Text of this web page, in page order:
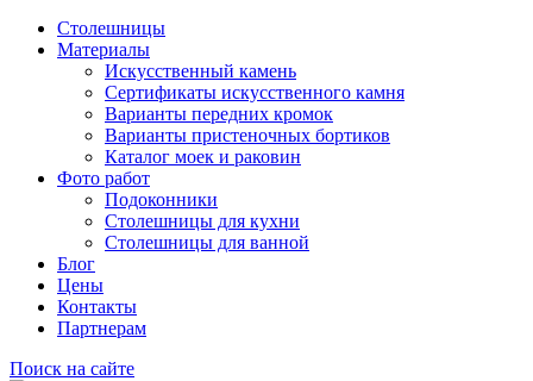
Столешницы
Материалы
Искусственный камень
Сертификаты искусственного камня
Варианты передних кромок
Варианты пристеночных бортиков
Каталог моек и раковин
Фото работ
Подоконники
Столешницы для кухни
Столешницы для ванной
Блог
Цены
Контакты
Партнерам
Поиск на сайте